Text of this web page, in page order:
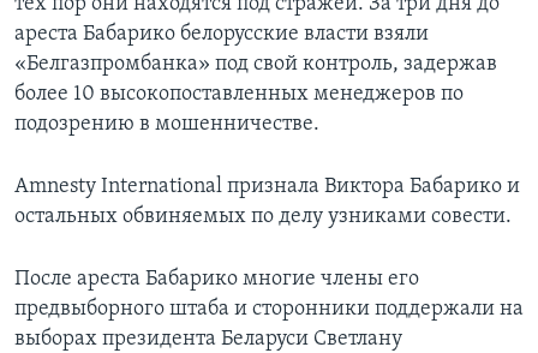
тех пор они находятся под стражей. За три дня до
ареста Бабарико белорусские власти взяли
«Белгазпромбанка» под свой контроль, задержав
более 10 высокопоставленных менеджеров по
подозрению в мошенничестве.
Amnesty International признала Виктора Бабарико и
остальных обвиняемых по делу узниками совести.
После ареста Бабарико многие члены его
предвыборного штаба и сторонники поддержали на
выборах президента Беларуси Светлану